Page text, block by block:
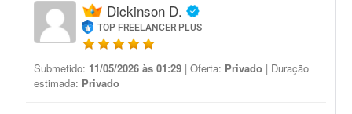
Dickinson D.
TOP FREELANCER PLUS
Submetido: 11/05/2026 às 01:29 | Oferta: Privado | Duração
estimada: Privado